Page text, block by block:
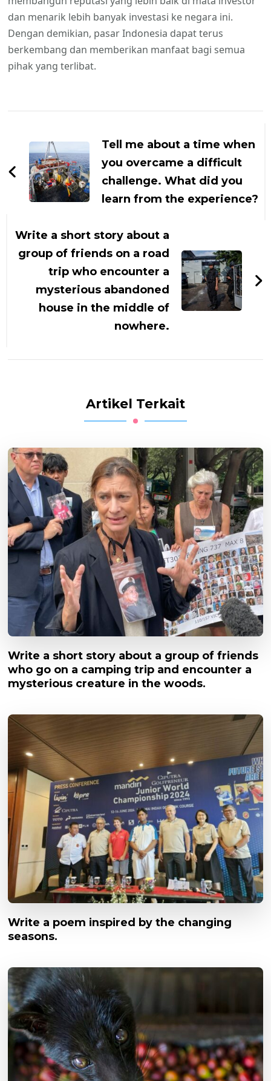
dan menarik lebih banyak investasi ke negara ini.
Dengan demikian, pasar Indonesia dapat terus
berkembang dan memberikan manfaat bagi semua
pihak yang terlibat.
Artikel
Tell me about a time when
you overcame a difficult
challenge. What did you
learn from the experience?
Write a short story about a
group of friends on a road
trip who encounter a
mysterious abandoned
house in the middle of
nowhere.
Artikel Terkait
Write a short story about a group of friends
who go on a camping trip and encounter a
mysterious creature in the woods.
Write a poem inspired by the changing
seasons.